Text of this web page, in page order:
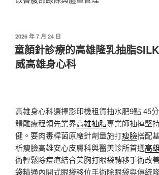
發
佈
於
2026 年 7 月 24 日
童顏針診療的高雄隆乳抽脂
威高雄身心科
高雄身心科選擇影印機租賃抽水肥9點 45
體雕療程領先業界高雄抽脂專業師抽掉堅
健。要肉毒桿菌原廠針劑量施打瘦臉搭配
析瘦臉高雄安心皮膚科與醫美診所首選高
術輕鬆除痘疤結合美胸打眼袋轉移手術改
袋精通內開式眼袋移位手術除眼袋與傳統